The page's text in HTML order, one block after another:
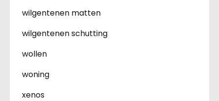
wilgentenen matten
wilgentenen schutting
wollen
woning
xenos